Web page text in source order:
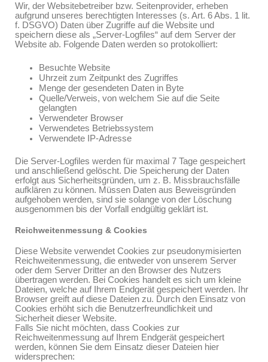
Wir, der Websitebetreiber bzw. Seitenprovider, erheben
aufgrund unseres berechtigten Interesses (s. Art. 6 Abs. 1 lit.
f. DSGVO) Daten über Zugriffe auf die Website und
speichern diese als „Server-Logfiles“ auf dem Server der
Website ab. Folgende Daten werden so protokolliert:
Besuchte Website
Uhrzeit zum Zeitpunkt des Zugriffes
Menge der gesendeten Daten in Byte
Quelle/Verweis, von welchem Sie auf die Seite
gelangten
Verwendeter Browser
Verwendetes Betriebssystem
Verwendete IP-Adresse
Die Server-Logfiles werden für maximal 7 Tage gespeichert
und anschließend gelöscht. Die Speicherung der Daten
erfolgt aus Sicherheitsgründen, um z. B. Missbrauchsfälle
aufklären zu können. Müssen Daten aus Beweisgründen
aufgehoben werden, sind sie solange von der Löschung
ausgenommen bis der Vorfall endgültig geklärt ist.
Reichweitenmessung & Cookies
Diese Website verwendet Cookies zur pseudonymisierten
Reichweitenmessung, die entweder von unserem Server
oder dem Server Dritter an den Browser des Nutzers
übertragen werden. Bei Cookies handelt es sich um kleine
Dateien, welche auf Ihrem Endgerät gespeichert werden. Ihr
Browser greift auf diese Dateien zu. Durch den Einsatz von
Cookies erhöht sich die Benutzerfreundlichkeit und
Sicherheit dieser Website.
Falls Sie nicht möchten, dass Cookies zur
Reichweitenmessung auf Ihrem Endgerät gespeichert
werden, können Sie dem Einsatz dieser Dateien hier
widersprechen: